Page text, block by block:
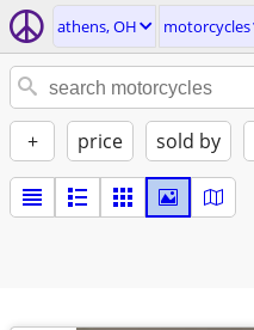
athens, OH motorcycles
+ price sold by